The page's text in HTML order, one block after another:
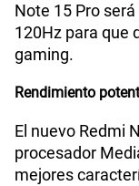
VoWiFi
Compatibilidad
Note 15 Pro
120Hz para que
gaming.
Rendimiento
El nuevo Redmi
procesador
mejores